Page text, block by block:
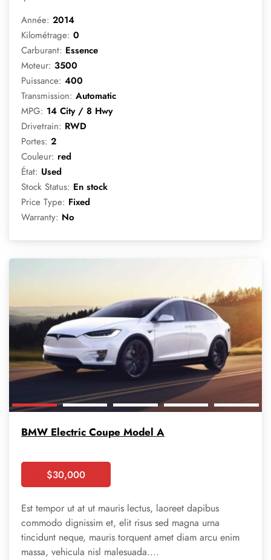
Année: 2014
Kilométrage: 0
Carburant: Essence
Moteur: 3500
Puissance: 400
Transmission: Automatic
MPG: 14 City / 8 Hwy
Drivetrain: RWD
Portes: 2
Couleur: red
État: Used
Stock Status: En stock
Price Type: Fixed
Warranty: No
BMW Electric Coupe Model A
$30,000
Booking
Est tempor ut at ut mauris lectus, laoreet dapibus
commodo dignissim et, elit risus sed magna urna
tincidunt neque, mauris torquent amet diam arcu enim
massa, vehicula nisl malesuada....